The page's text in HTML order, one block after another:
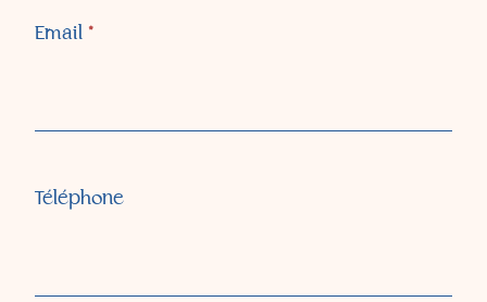
Email *
Téléphone